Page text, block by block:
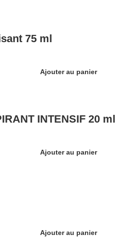
75 ml
Ajouter au panier
INTENSIF 20 ml
Ajouter au panier
Ajouter au panier